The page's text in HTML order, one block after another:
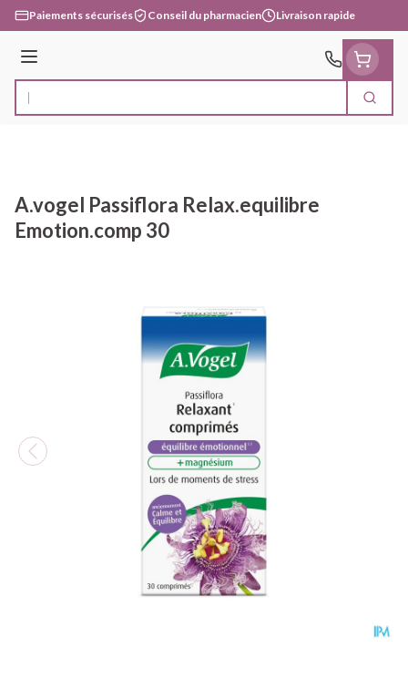
Aller au contenu
Paiements sécurisés Conseil du pharmacien Livraison rapide
Menu
Rechercher
A.vogel Passiflora Relax.equilibre
Emotion.comp 30